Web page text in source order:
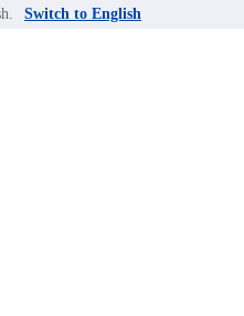
Switch to English